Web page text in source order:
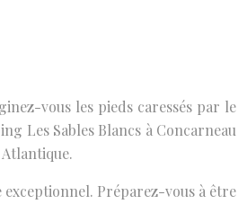
vous les pieds caressés par le
Les Sables Blancs à Concarneau
exceptionnel. Préparez-vous à être